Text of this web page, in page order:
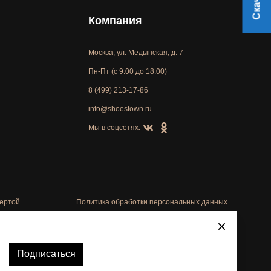
Компания
Москва, ул. Медынская, д. 7
Пн-Пт (с 9:00 до 18:00)
8 (499) 213-17-86
info@shoestown.ru
Мы в соцсетях:
Политика обработки персональных данных
Автоматизировано -
Подписаться